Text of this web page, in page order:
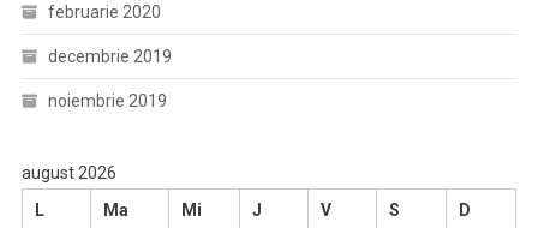
februarie 2020
decembrie 2019
noiembrie 2019
august 2026
L
Ma Mi J V S D